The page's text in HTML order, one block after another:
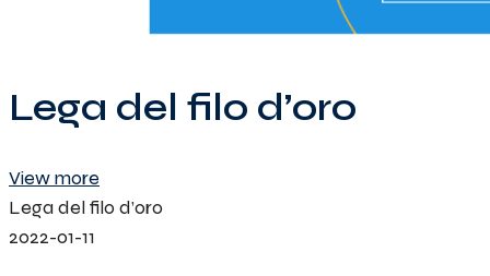
Lega del filo d’oro
View more
Lega del filo d’oro
2022-01-11